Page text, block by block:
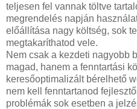
teljesen fel vannak töltve
megrendelés napján
előállítása nagy költség, sok
megtakaríthatod vele.
Nem csak a kezdeti nagyobb
magad, hanem a fenntartási
keresőoptimalizált bérelhető
nem kell fenntartanod
problémák sok esetben a